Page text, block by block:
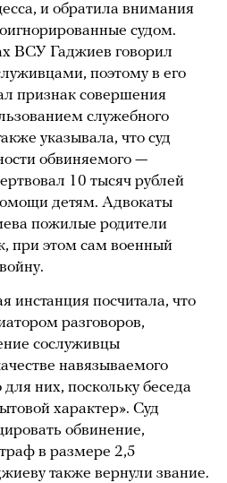
и обратила внимания
судом.
ВСУ Гаджиев говорил
поэтому в его
признак совершения
служебного
указывала, что суд
обвиняемого —
10 тысяч рублей
детям. Адвокаты
пожилые родители
при этом сам военный
инстанция посчитала, что
разговоров,
сослуживцы
навязываемого
них, поскольку беседа
характер». Суд
обвинение,
в размере 2,5
также вернули звание.